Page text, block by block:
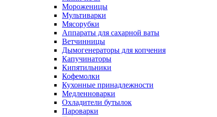
Мороженицы
Мультиварки
Мясорубки
Аппараты для сахарной ваты
Ветчинницы
Дымогенераторы для копчения
Капучинаторы
Кипятильники
Кофемолки
Кухонные принадлежности
Медленноварки
Охладители бутылок
Пароварки